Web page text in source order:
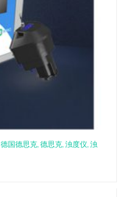
德国德思克 德思克 浊度仪 浊